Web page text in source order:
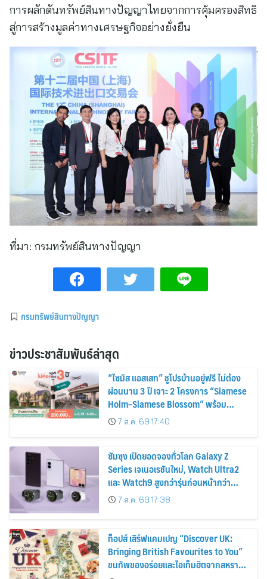
การผลักดันทรัพย์สินทางปัญญาไทยจากการคุ้มครองสิทธิ
สู่การสร้างมูลค่าทางเศรษฐกิจอย่างยั่งยืน
ที่มา: กรมทรัพย์สินทางปัญญา
กรมทรัพย์สินทางปัญญา
ข่าวประชาสัมพันธ์ล่าสุด
“ไซมิส แอสเสท” ชูโปรบ้านอยู่ฟรี ไม่ต้อง
ผ่อนนาน 3 ปี เจาะ 2 โครงการ “Siamese
Holm–Siamese Blossom” พร้อม
ส่วนลดและสิทธิพิเศษถึง 31 สิงหาคม
2569
7 ส.ค. 69 17:40
ซัมซุง เปิดยอดจองทั่วโลก Galaxy Z
Series เจเนอเรชันใหม่, Watch Ultra2
และ Watch9 สูงกว่ารุ่นก่อนหน้ากว่า
30%7 ส.ค. 69 17:38
ท็อปส์ เสิร์ฟแคมเปญ “Discover UK:
Bringing British Favourites to You”
ขนทัพของอร่อยและไอเท็มฮิตจากสหราช